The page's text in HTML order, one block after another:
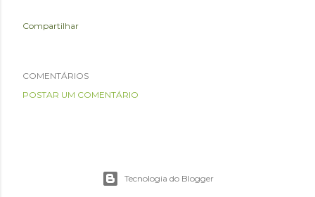
Compartilhar
COMENTÁRIOS
POSTAR UM COMENTÁRIO
Tecnologia do Blogger